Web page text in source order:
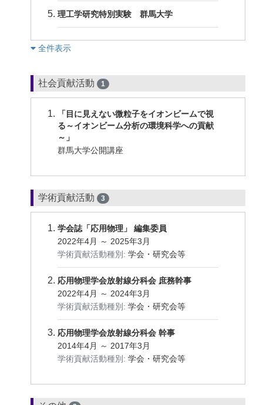
理工学研究特別実験 群馬大学
︎全件表示
社会貢献活動 1
「目に見えない微粒子をイオンビームで視
る～イオンビーム分析の環境科学への貢献
～」
群馬大学公開講座
学術貢献活動 3
学会誌「応用物理」 編集委員
2022年4月 ～ 2025年3月
学術貢献活動種別: 学会・研究会等
応用物理学会放射線分科会 庶務幹事
2022年4月 ～ 2024年3月
学術貢献活動種別: 学会・研究会等
応用物理学会放射線分科会 幹事
2014年4月 ～ 2017年3月
学術貢献活動種別: 学会・研究会等